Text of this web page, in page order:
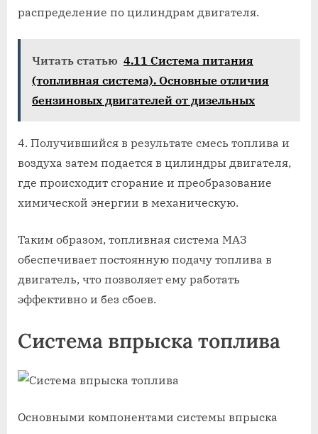
распределение по цилиндрам двигателя.
Читать статью 4.11 Система питания
(топливная система). Основные отличия
бензиновых двигателей от дизельных
4. Получившийся в результате смесь топлива и
воздуха затем подается в цилиндры двигателя,
где происходит сгорание и преобразование
химической энергии в механическую.
Таким образом, топливная система МАЗ
обеспечивает постоянную подачу топлива в
двигатель, что позволяет ему работать
эффективно и без сбоев.
Система впрыска топлива
Основными компонентами системы впрыска